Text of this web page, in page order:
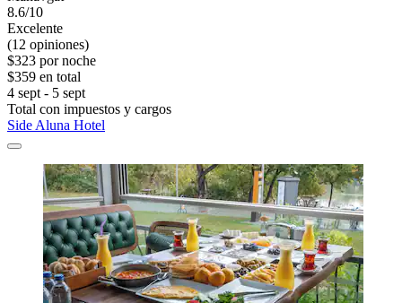
8.6/10
Excelente
(12 opiniones)
$323 por noche
$359 en total
4 sept - 5 sept
Total con impuestos y cargos
Side Aluna Hotel